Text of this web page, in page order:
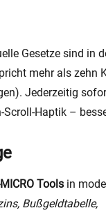
Gesetze sind in
mehr als zehn
Jederzeitig
Haptik –
MICRO Tools in
Bußgeldtabelle,